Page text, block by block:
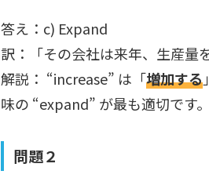
答え：c) Expand
訳：「その会社は来年、生産量
解説： “increase” は「増加する
味の “expand” が最も適切です。
問題２